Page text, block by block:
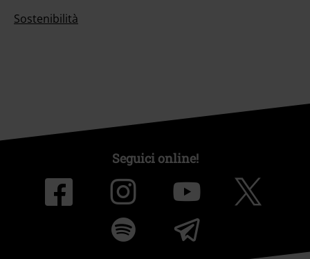
Sostenibilità
Seguici online!